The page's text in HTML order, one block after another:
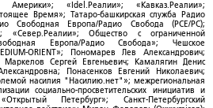
Америки»; «Idel.Реалии»; «Кавказ.Реалии»;
Время»; Татаро-башкирская служба Радио
Свободная Европа/Радио Свобода (PCE/PC);
«Север.Реалии»; Общество с ограниченной
Европа/Радио Свобода»; Чешское
ORIENT»; Пономарев Лев Александрович;
Сергей Евгеньевич; Камалягин Денис
Понасенков Евгений Николаевич;
насилия "Насилию.нет"»; межрегиональная
социально-просветительских инициатив и
Петербург»; Санкт-Петербургский